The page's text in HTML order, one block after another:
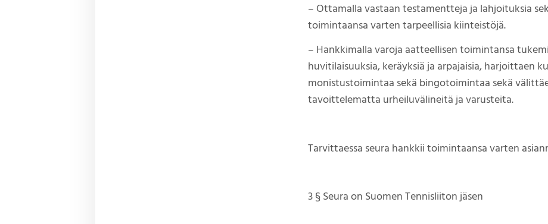
– Ottamalla vastaan testamentteja ja lahjoituksia
toimintaansa varten tarpeellisia kiinteistöjä.
– Hankkimalla varoja aatteellisen toimintansa
huvitilaisuuksia, keräyksiä ja arpajaisia, harjoittaen
monistustoimintaa sekä bingotoimintaa sekä
tavoittelematta urheiluvälineitä ja varusteita.
Tarvittaessa seura hankkii toimintaansa varten
3 § Seura on Suomen Tennisliiton jäsen